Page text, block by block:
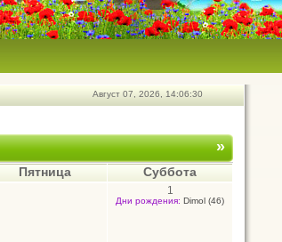
Август 07, 2026, 14:06:30
»
Пятница Суббота
1
Дни рождения: Dimol (46)